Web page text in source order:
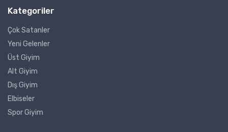
Kategoriler
Çok Satanler
Yeni Gelenler
Üst Giyim
Alt Giyim
Dış Giyim
Elbiseler
Spor Giyim